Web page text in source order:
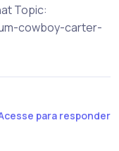
Topic:
cowboy-carter-
para responder